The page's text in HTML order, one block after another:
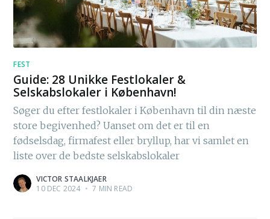
FEST
Guide: 28 Unikke Festlokaler &
Selskabslokaler i København!
Søger du efter festlokaler i København til din næste
store begivenhed? Uanset om det er til en
fødselsdag, firmafest eller bryllup, har vi samlet en
liste over de bedste selskabslokaler
VICTOR STAALKJAER
10 DEC 2024 • 7 MIN READ